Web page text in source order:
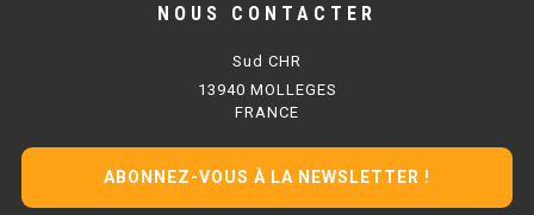
SALADETTE 800 VITRÉE
NOUS CONTACTER
Sud CHR
13940 MOLLEGES
FRANCE
ABONNEZ-VOUS À LA NEWSLETTER !